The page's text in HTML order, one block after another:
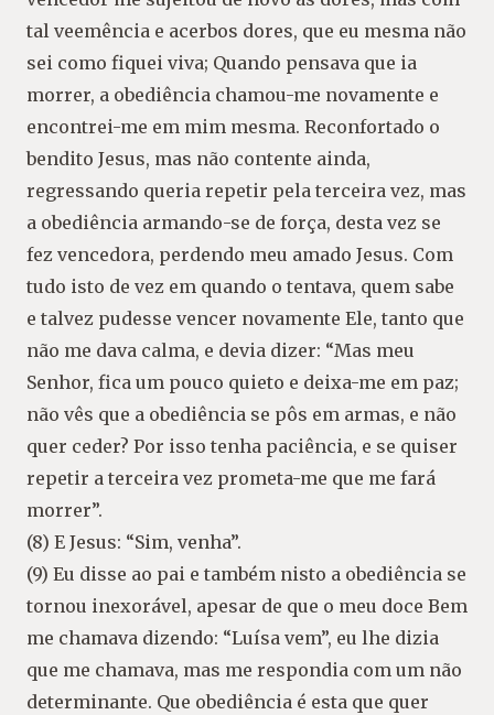
tal veemência e acerbos dores, que eu mesma não
sei como fiquei viva; Quando pensava que ia
morrer, a obediência chamou-me novamente e
encontrei-me em mim mesma. Reconfortado o
bendito Jesus, mas não contente ainda,
regressando queria repetir pela terceira vez, mas
a obediência armando-se de força, desta vez se
fez vencedora, perdendo meu amado Jesus. Com
tudo isto de vez em quando o tentava, quem sabe
e talvez pudesse vencer novamente Ele, tanto que
não me dava calma, e devia dizer: “Mas meu
Senhor, fica um pouco quieto e deixa-me em paz;
não vês que a obediência se pôs em armas, e não
quer ceder? Por isso tenha paciência, e se quiser
repetir a terceira vez prometa-me que me fará
morrer”.
(8) E Jesus: “Sim, venha”.
(9) Eu disse ao pai e também nisto a obediência se
tornou inexorável, apesar de que o meu doce Bem
me chamava dizendo: “Luísa vem”, eu lhe dizia
que me chamava, mas me respondia com um não
determinante. Que obediência é esta que quer